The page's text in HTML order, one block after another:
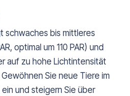
schwaches bis mittleres
optimal um 110 PAR) und
auf zu hohe Lichtintensität
Sie neue Tiere im
und steigern Sie über